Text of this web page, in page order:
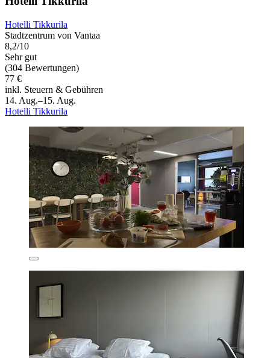
Hotelli Tikkurila
Stadtzentrum von Vantaa
8,2/10
Sehr gut
(304 Bewertungen)
77 €
inkl. Steuern & Gebühren
14. Aug.–15. Aug.
Hotelli Tikkurila